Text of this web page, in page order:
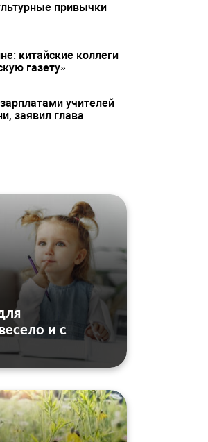
привычки
китайские коллеги
газету»
учителей
заявил глава
и с